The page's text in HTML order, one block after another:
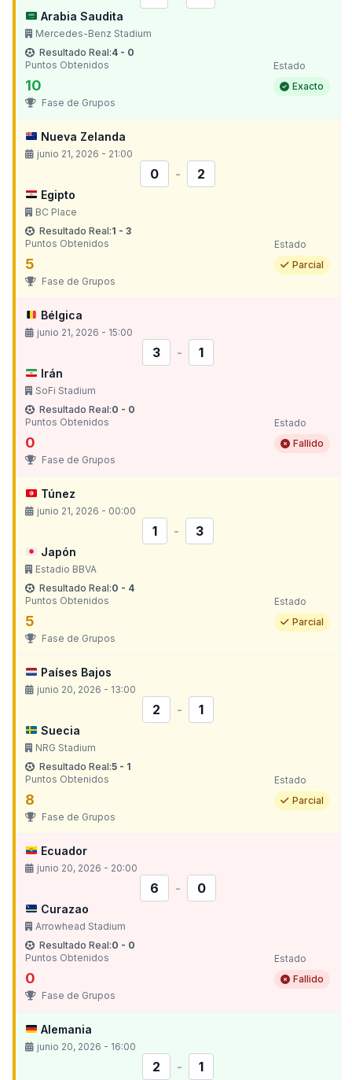
Arabia Saudita
Mercedes-Benz Stadium
Resultado Real:4 - 0
Puntos Obtenidos
10
Estado
Exacto
Fase de Grupos
Nueva Zelanda
junio 21, 2026 - 21:00
0 - 2
Egipto
BC Place
Resultado Real:1 - 3
Puntos Obtenidos
5
Estado
Parcial
Fase de Grupos
Bélgica
junio 21, 2026 - 15:00
3 - 1
Irán
SoFi Stadium
Resultado Real:0 - 0
Puntos Obtenidos
0
Estado
Fallido
Fase de Grupos
Túnez
junio 21, 2026 - 00:00
1 - 3
Japón
Estadio BBVA
Resultado Real:0 - 4
Puntos Obtenidos
5
Estado
Parcial
Fase de Grupos
Países Bajos
junio 20, 2026 - 13:00
2 - 1
Suecia
NRG Stadium
Resultado Real:5 - 1
Puntos Obtenidos
8
Estado
Parcial
Fase de Grupos
Ecuador
junio 20, 2026 - 20:00
6 - 0
Curazao
Arrowhead Stadium
Resultado Real:0 - 0
Puntos Obtenidos
0
Estado
Fallido
Fase de Grupos
Alemania
junio 20, 2026 - 16:00
2 - 1